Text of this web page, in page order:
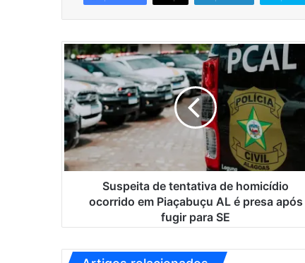
S
u
s
p
e
i
t
a
d
n
Suspeita de tentativa de homicídio
ocorrido em Piaçabuçu AL é presa após
fugir para SE